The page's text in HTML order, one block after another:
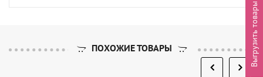
ПОХОЖИЕ ТОВАРЫ Выгрузить товары